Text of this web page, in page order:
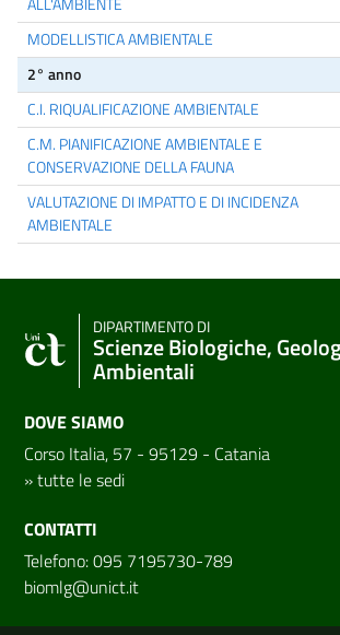
MODELLISTICA AMBIENTALE
2° anno
C.I. RIQUALIFICAZIONE AMBIENTALE
C.M. PIANIFICAZIONE AMBIENTALE E
CONSERVAZIONE DELLA FAUNA
VALUTAZIONE DI IMPATTO E DI INCIDENZA
AMBIENTALE
DIPARTIMENTO DI
Scienze Biologiche,
Ambientali
DOVE SIAMO
Corso Italia, 57 - 95129 - Catania
»tutte le sedi
CONTATTI
Telefono: 095 7195730-789
biomlg@unict.it